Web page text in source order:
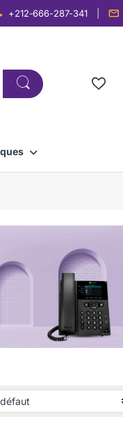
+212-666-287-341